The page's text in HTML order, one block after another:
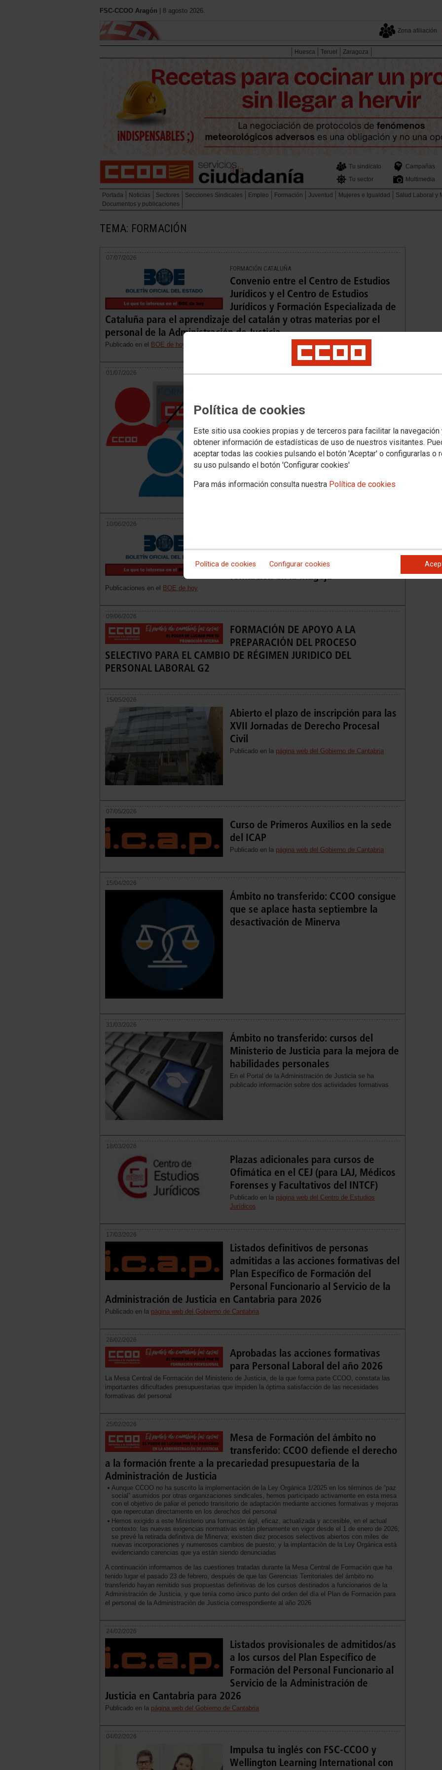
Política de cookies
Este sitio usa cookies propias y de terceros para facilitar la navegación
obtener información de estadísticas de uso de nuestros visitantes.
aceptar todas las cookies pulsando el botón 'Aceptar' o configurarlas o
su uso pulsando el botón 'Configurar cookies'
Para más información consulta nuestra Política de cookies
Política de cookies Configurar cookies
FSC-CCOO Aragón | 8 agosto 2026.
Zona afiliación
Huesca Teruel Zaragoza
Tu sindicato Campañas
Tu sector
Multimedia
Portada Noticias Sectores Secciones Sindicales Empleo Formación Juventud Mujeres e Igualdad
Salud Laboral y
Documentos y publicaciones
TEMA: FORMACIÓN
07/07/2026
FORMACIÓN CATALUÑA
Convenio entre el Centro de Estudios
Jurídicos y el Centro de Estudios
Jurídicos y Formación Especializada de
Cataluña para el aprendizaje del catalán y otras materias por el
personal de la Administración de Justicia
Publicado en el BOE de hoy, 7 de julio
01/07/2026
Cursos Online del Ministerio de Justicia
Promoción Interna (cuerpos generales)
10/06/2026
Andalucía, concurso para Gestión en el
CGPJ y anuncios para contratos de
formación en la Mugeju
Publicaciones en el BOE de hoy
09/06/2026
FORMACIÓN DE APOYO A LA
PREPARACIÓN DEL PROCESO
SELECTIVO PARA EL CAMBIO DE RÉGIMEN JURIDICO DEL
PERSONAL LABORAL G2
15/05/2026
Abierto el plazo de inscripción para las
XVII Jornadas de Derecho Procesal
Civil
Publicado en la página web del Gobierno de Cantabria
07/05/2026
Curso de Primeros Auxilios en la sede
del ICAP
Publicado en la página web del Gobierno de Cantabria
15/04/2026
Ámbito no transferido: CCOO consigue
que se aplace hasta septiembre la
desactivación de Minerva
31/03/2026
Ámbito no transferido: cursos del
Ministerio de Justicia para la mejora de
habilidades personales
En el Portal de la Administración de Justicia se ha
publicado información sobre dos actividades formativas
18/03/2026
Plazas adicionales para cursos de
Ofimática en el CEJ (para LAJ, Médicos
Forenses y Facultativos del INTCF)
Publicado en la página web del Centro de Estudios
Jurídicos
17/03/2026
Listados definitivos de personas
admitidas a las acciones formativas del
Plan Específico de Formación del
Personal Funcionario al Servicio de la
Administración de Justicia en Cantabria para 2026
Publicado en la página web del Gobierno de Cantabria
26/02/2026
Aprobadas las acciones formativas
para Personal Laboral del año 2026
La Mesa Central de Formación del Ministerio de Justicia, de la que forma parte CCOO, constata las
importantes dificultades presupuestarias que impiden la óptima satisfacción de las necesidades
formativas del personal
25/02/2026
Mesa de Formación del ámbito no
transferido: CCOO defiende el derecho
a la formación frente a la precariedad presupuestaria de la
Administración de Justicia
Aunque CCOO no ha suscrito la implementación de la Ley Orgánica 1/2025 en los términos de “paz
social” asumidos por otras organizaciones sindicales, hemos participado activamente en esta mesa
con el objetivo de paliar el periodo transitorio de adaptación mediante acciones formativas y mejoras
que repercutan directamente en los derechos del personal
Hemos exigido a este Ministerio una formación ágil, eficaz, actualizada y accesible, en el actual
contexto: las nuevas exigencias normativas están plenamente en vigor desde el 1 de enero de 2026;
se prevé la retirada definitiva de Minerva; existen diez procesos selectivos abiertos con miles de
nuevas incorporaciones y numerosos cambios de puesto; y la implantación de la Ley Orgánica está
evidenciando carencias que ya están siendo denunciadas
A continuación informamos de las cuestiones tratadas durante la Mesa Central de Formación que ha
tenido lugar el pasado 23 de febrero, después de que las Gerencias Territoriales del ámbito no
transferido hayan remitido sus propuestas definitivas de los cursos destinados a funcionarios de la
Administración de Justicia, y que tenía como único punto del orden del día el Plan de Formación para
el personal de la Administración de Justicia correspondiente al año 2026
24/02/2026
Listados provisionales de admitidos/as
a los cursos del Plan Específico de
Formación del Personal Funcionario al
Servicio de la Administración de
Justicia en Cantabria para 2026
Publicado en la página web del Gobierno de Cantabria
04/02/2026
Impulsa tu inglés con FSC-CCOO y
Wellington Learning International con